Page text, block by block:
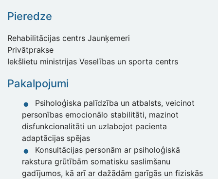
Pieredze
Rehabilitācijas centrs Jaunķemeri
Privātprakse
Iekšlietu ministrijas Veselības un sporta centrs
Pakalpojumi
Psiholoģiska palīdzība un atbalsts, veicinot
personības emocionālo stabilitāti, mazinot
disfunkcionalitāti un uzlabojot pacienta
adaptācijas spējas
Konsultācijas personām ar psiholoģiskā
rakstura grūtībām somatisku saslimšanu
gadījumos, kā arī ar dažādām garīgās un fiziskās